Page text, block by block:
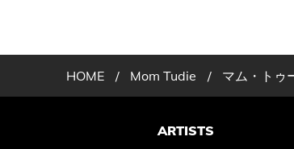
HOME / Mom Tudie / マム・トゥ
ARTISTS